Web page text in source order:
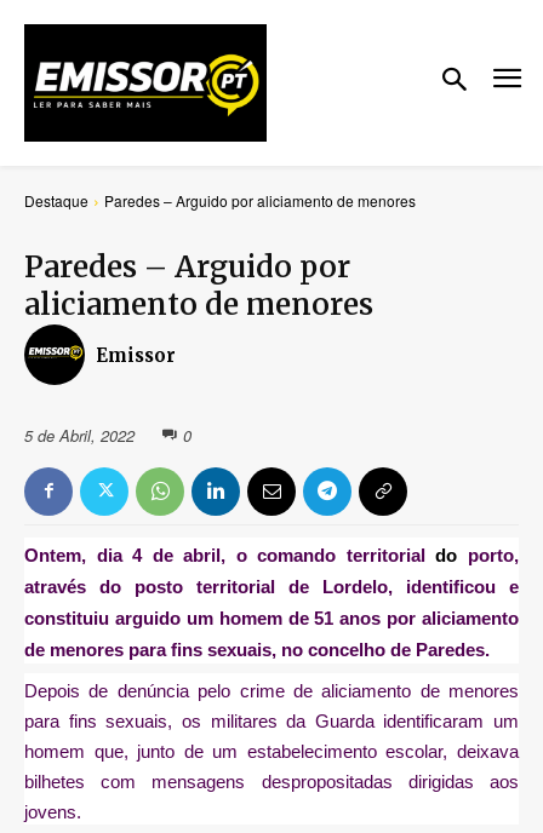
Destaque Paredes – Arguido por aliciamento de menores
Paredes – Arguido por
aliciamento de menores
Emissor
5 de Abril, 2022 0
Ontem, dia 4 de abril, o comando territorialdo porto,
através do posto territorial de Lordelo, identificou e
constituiu arguido um homem de 51 anos por aliciamento
de menores para fins sexuais, no concelho de Paredes.
Depois de denúncia pelo crime de aliciamento de menores
para fins sexuais, os militares da Guarda identificaram um
homem que, junto de um estabelecimento escolar, deixava
bilhetes com mensagens despropositadas dirigidas aos
jovens.